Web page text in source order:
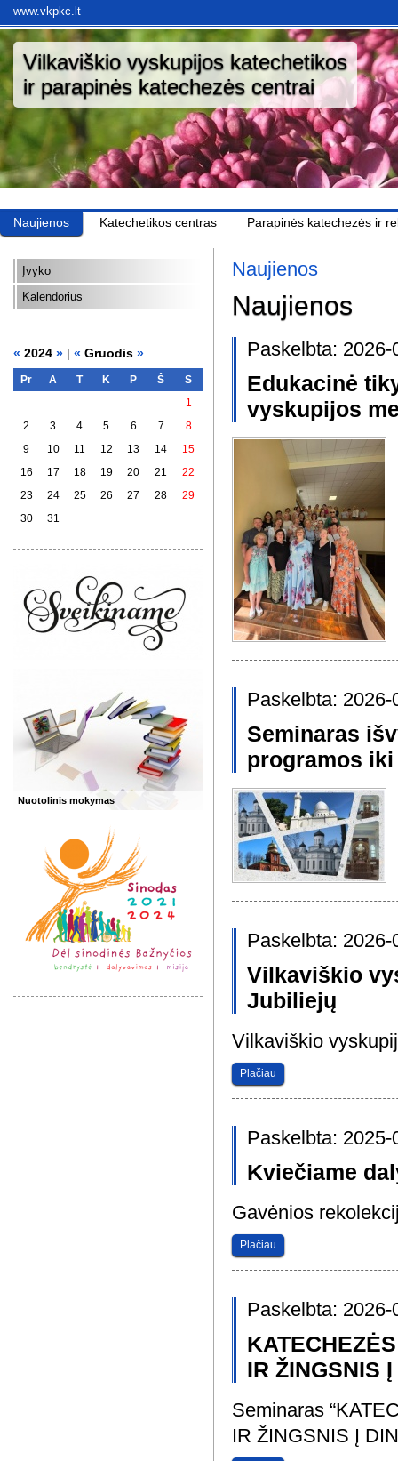
www.vkpkc.lt
Vilkaviškio vyskupijos katechetikos
ir parapinės katechezės centrai
Naujienos Katechetikos centras Parapinės katechezės ir
Įvyko
Kalendorius
« 2024 » | « Gruodis »
Pr A T K P Š
S
1
2
3 4 5 6 7
8
9
10 11 12 13 14
15
16
17 18 19 20 21
22
23
24 25 26 27 28
29
30
31
Nuotolinis mokymas
Naujienos
Naujienos
Paskelbta: 2026-
Edukacinė
vyskupijos
Paskelbta: 2026-
Seminaras
programos
Paskelbta: 2026-
Vilkaviškio
Jubiliejų
Vilkaviškio
Plačiau
Paskelbta: 2025-
Kviečiame
Gavėnios
Plačiau
Paskelbta: 2026-
IR ŽINGSNIS
Seminaras
IR ŽINGSNIS Į